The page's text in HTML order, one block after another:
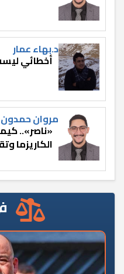
د.بهاء عمار
أخطائي
مروان حمدون
«ناصر»..
الكاريزما